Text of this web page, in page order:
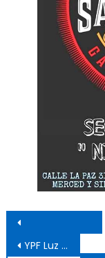
YPF Luz presentó uno de los parques eólicos más grandes del país